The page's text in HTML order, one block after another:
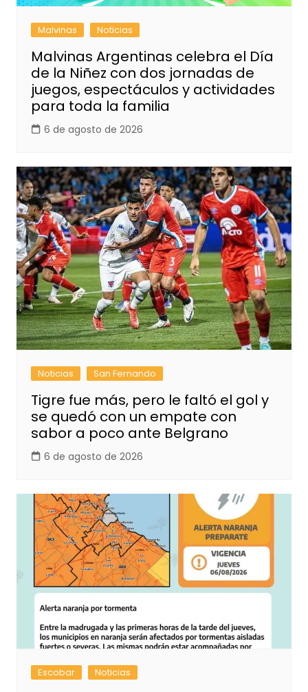
Malvinas Noticias
Malvinas Argentinas celebra el Día
de la Niñez con dos jornadas de
juegos, espectáculos y actividades
para toda la familia
6 de agosto de 2026
Noticias San Fernando
Tigre fue más, pero le faltó el gol y
se quedó con un empate con
sabor a poco ante Belgrano
6 de agosto de 2026
Escobar Noticias